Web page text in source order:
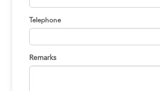
Telephone
Remarks